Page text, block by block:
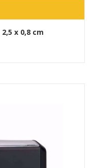
2,5 x 0,8 cm